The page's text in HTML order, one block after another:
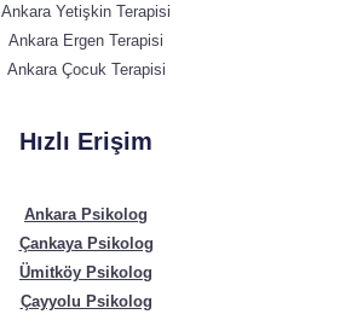
Ankara Yetişkin Terapisi
Ankara Ergen Terapisi
Ankara Çocuk Terapisi
Hızlı Erişim
Ankara Psikolog
Çankaya Psikolog
Ümitköy Psikolog
Çayyolu Psikolog